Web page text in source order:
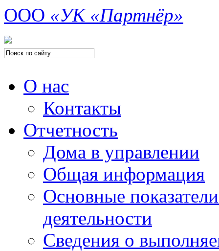
ООО «УК «Партнёр»
О нас
Контакты
Отчетность
Дома в управлении
Общая информация
Основные
деятельности
Сведения о